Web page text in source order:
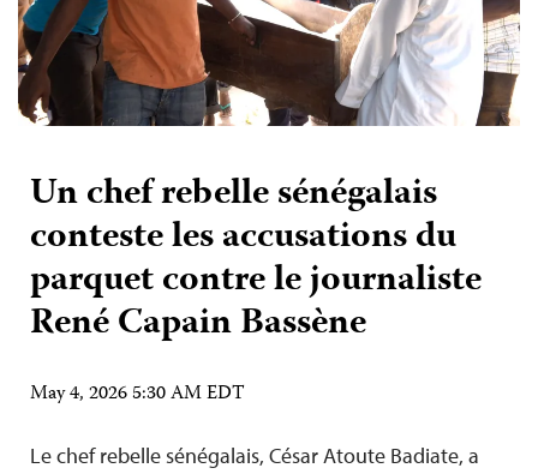
Un chef rebelle sénégalais
conteste les accusations du
parquet contre le journaliste
René Capain Bassène
May 4, 2026 5:30 AM EDT
Le chef rebelle sénégalais, César Atoute Badiate, a